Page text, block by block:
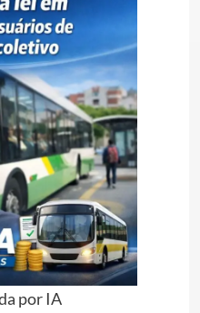
por IA